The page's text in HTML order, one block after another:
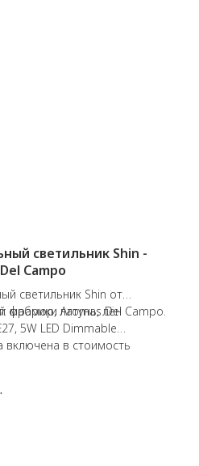
светильник Shin -
Campo
светильник Shin от
фабрики Aromas Del Campo.
мрамор, латунь, лён
5W LED Dimmable
включена в стоимость